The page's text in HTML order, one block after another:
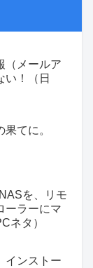
（メールア
い！（日
てに。
を、リモ
ーラーにマ
ネタ）
インストー